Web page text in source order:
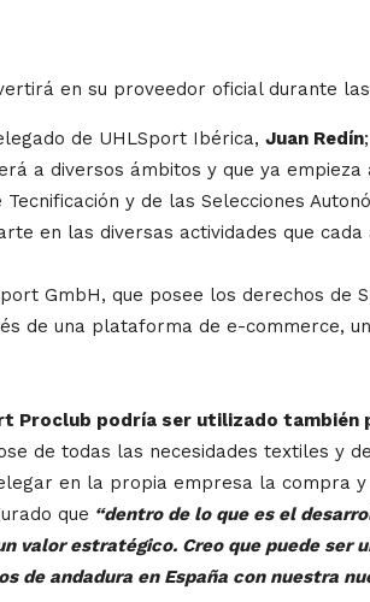
en su proveedor oficial durante
de UHLSport Ibérica, Juan Redín
a diversos ámbitos y que ya
y de las Selecciones
en las diversas actividades que cada
GmbH, que posee los derechos de
de una plataforma de e-commerce,
Proclub podría ser utilizado
de todas las necesidades textiles y
en la propia empresa la compra
que “dentro de lo que es el
estratégico. Creo que puede ser
de andadura en España con nuestra